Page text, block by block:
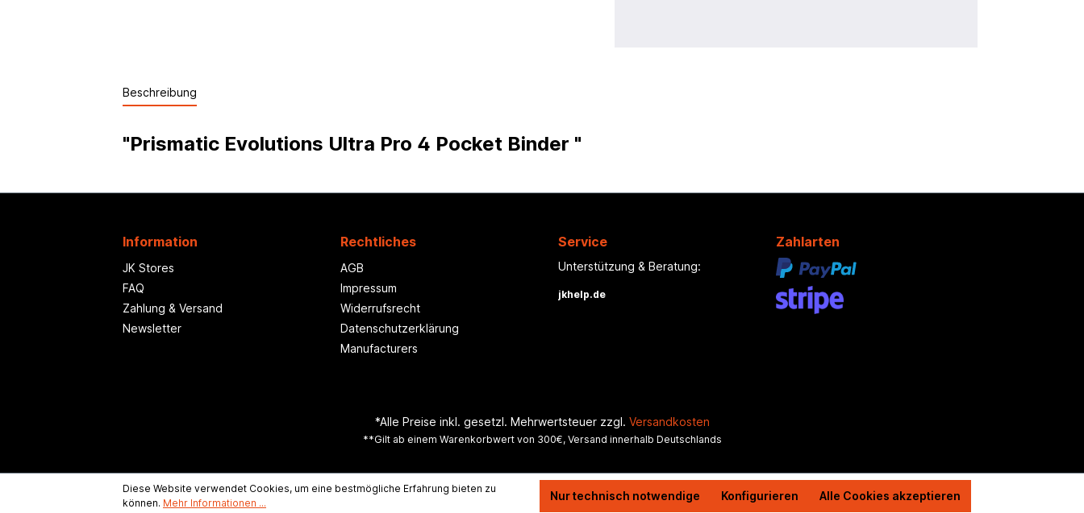
Beschreibung
"Prismatic Evolutions Ultra Pro 4 Pocket Binder "
Information
JK Stores
FAQ
Zahlung & Versand
Newsletter
Rechtliches
AGB
Impressum
Widerrufsrecht
Datenschutzerklärung
Manufacturers
Service
Unterstützung & Beratung:
jkhelp.de
Zahlarten
*Alle Preise inkl. gesetzl. Mehrwertsteuer zzgl. Versandkosten
**Gilt ab einem Warenkorbwert von 300€, Versand innerhalb Deutschlands
Diese Website verwendet Cookies, um eine bestmögliche Erfahrung bieten zu
können. Mehr Informationen ...
Nur technisch notwendige Konfigurieren Alle Cookies akzeptieren